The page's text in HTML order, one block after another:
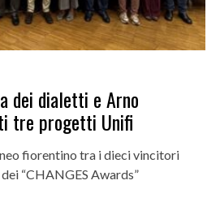
dei dialetti e Arno
tre progetti Unifi
fiorentino tra i dieci vincitori
“CHANGES Awards”